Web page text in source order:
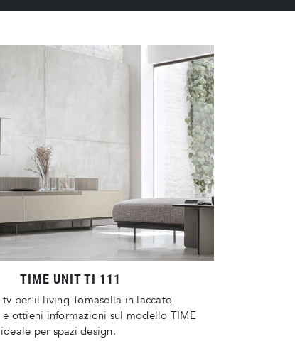
TIME UNIT TI 111
per il living Tomasella in laccato
ottieni informazioni sul modello TIME
per spazi design.